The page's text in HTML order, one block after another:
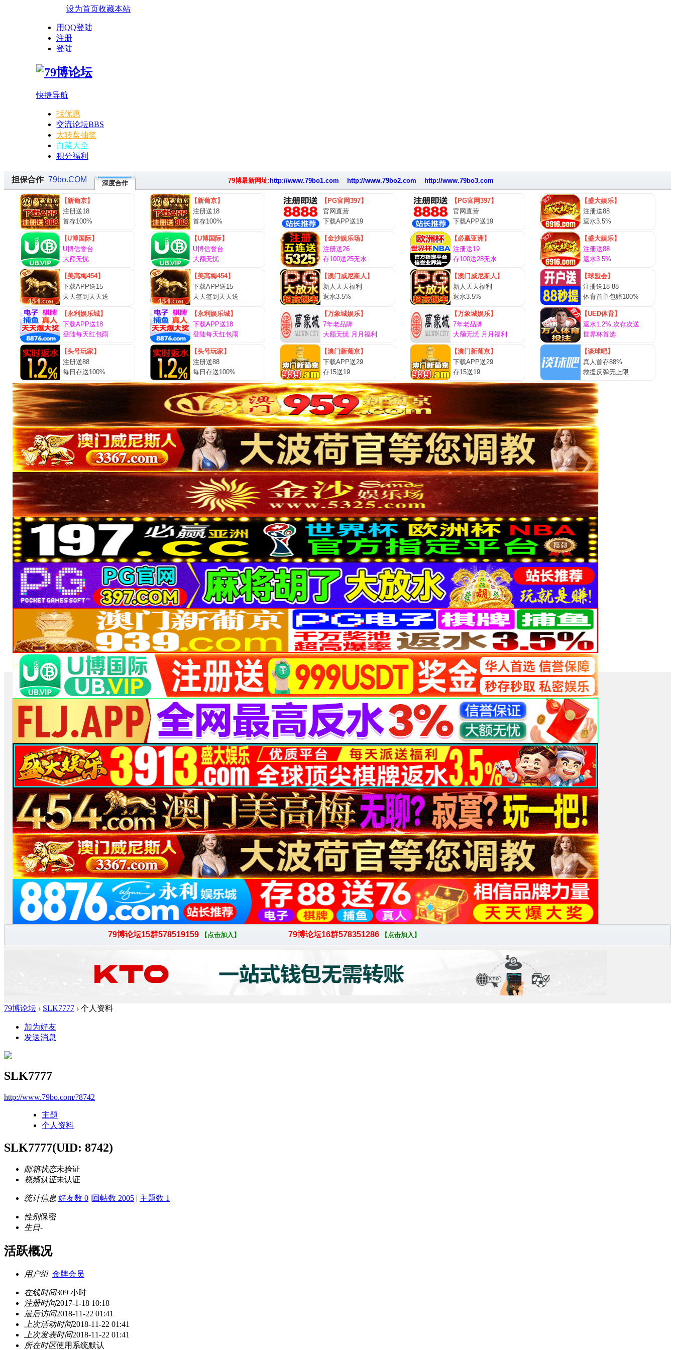
设为首页收藏本站
用QQ登陆
注册
登陆
快捷导航
找优惠
交流论坛BBS
大转盘抽奖
白菜大全
积分福利
79博论坛 › SLK7777 › 个人资料
加为好友
发送消息
SLK7777
http://www.79bo.com/?8742
主题
个人资料
SLK7777(UID: 8742)
邮箱状态未验证
视频认证未认证
统计信息 好友数 0 |回帖数 2005 | 主题数 1
性别保密
生日-
活跃概况
用户组 金牌会员
在线时间309 小时
注册时间2017-1-18 10:18
最后访问2018-11-22 01:41
上次活动时间2018-11-22 01:41
上次发表时间2018-11-22 01:41
所在时区使用系统默认